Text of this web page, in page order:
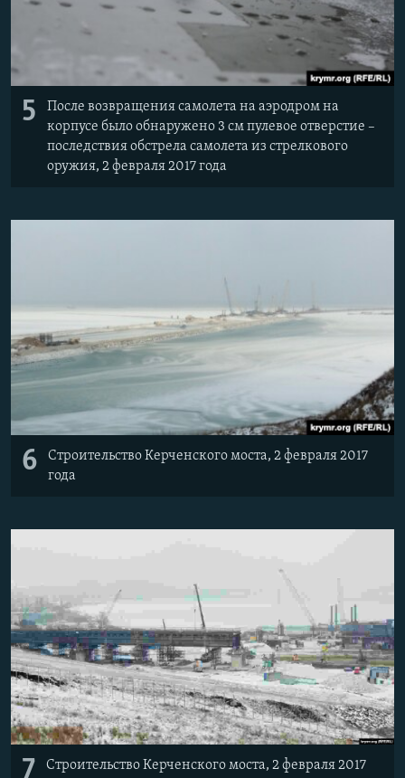
5
После возвращения самолета на аэродром на
корпусе было обнаружено 3 см пулевое отверстие –
последствия обстрела самолета из стрелкового
оружия, 2 февраля 2017 года
6
Строительство Керченского моста, 2 февраля 2017
года
Строительство Керченского моста, 2 февраля 2017